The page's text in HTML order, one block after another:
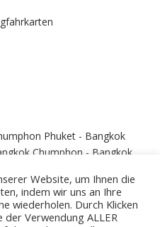
Phuket - Bangkok
Chumphon - Bangkok
Website, um Ihnen die
indem wir uns an Ihre
wiederholen. Durch Klicken
Verwendung ALLER